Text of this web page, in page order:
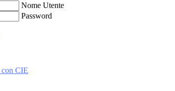
Nome Utente
Password
con CIE